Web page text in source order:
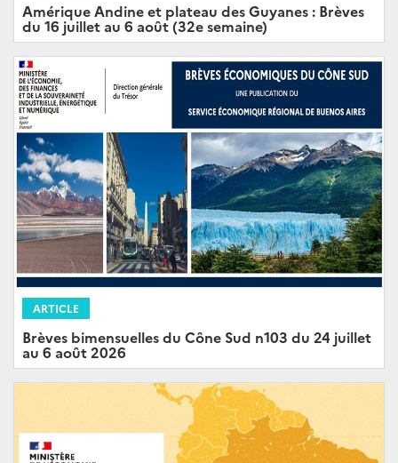
Amérique Andine et plateau des Guyanes : Brèves
du 16 juillet au 6 août (32e semaine)
ARTICLE
Brèves bimensuelles du Cône Sud n103 du 24 juillet
au 6 août 2026